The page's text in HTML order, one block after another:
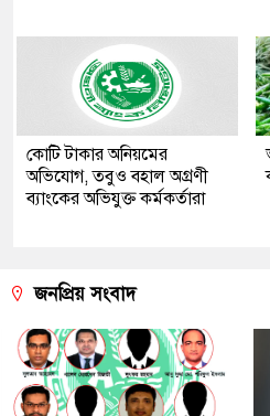
কোটি টাকার অনিয়মের
অভিযোগ, তবুও বহাল অগ্রণী
ব্যাংকের অভিযুক্ত কর্মকর্তারা
জনপ্রিয় সংবাদ